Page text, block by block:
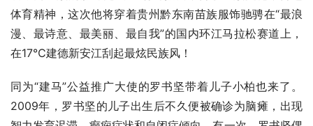
体育精神，这次他将穿着贵州黔东南苗族服饰驰骋在“最浪
漫、最诗意、最美丽、最自我”的国内环江马拉松赛道上，
在17℃建德新安江刮起最炫民族风！
同为“建马”公益推广大使的罗书坚带着儿子小柏也来了。
2009年，罗书坚的儿子出生后不久便被确诊为脑瘫，出现